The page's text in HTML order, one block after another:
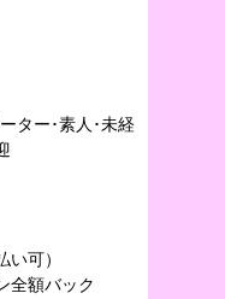
ター･素人･未経
可）
全額バック